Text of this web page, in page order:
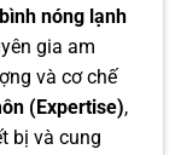
nóng lạnh
gia am
và cơ chế
(Expertise),
bị và cung